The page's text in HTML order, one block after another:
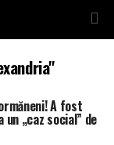
A fost
„caz social” de